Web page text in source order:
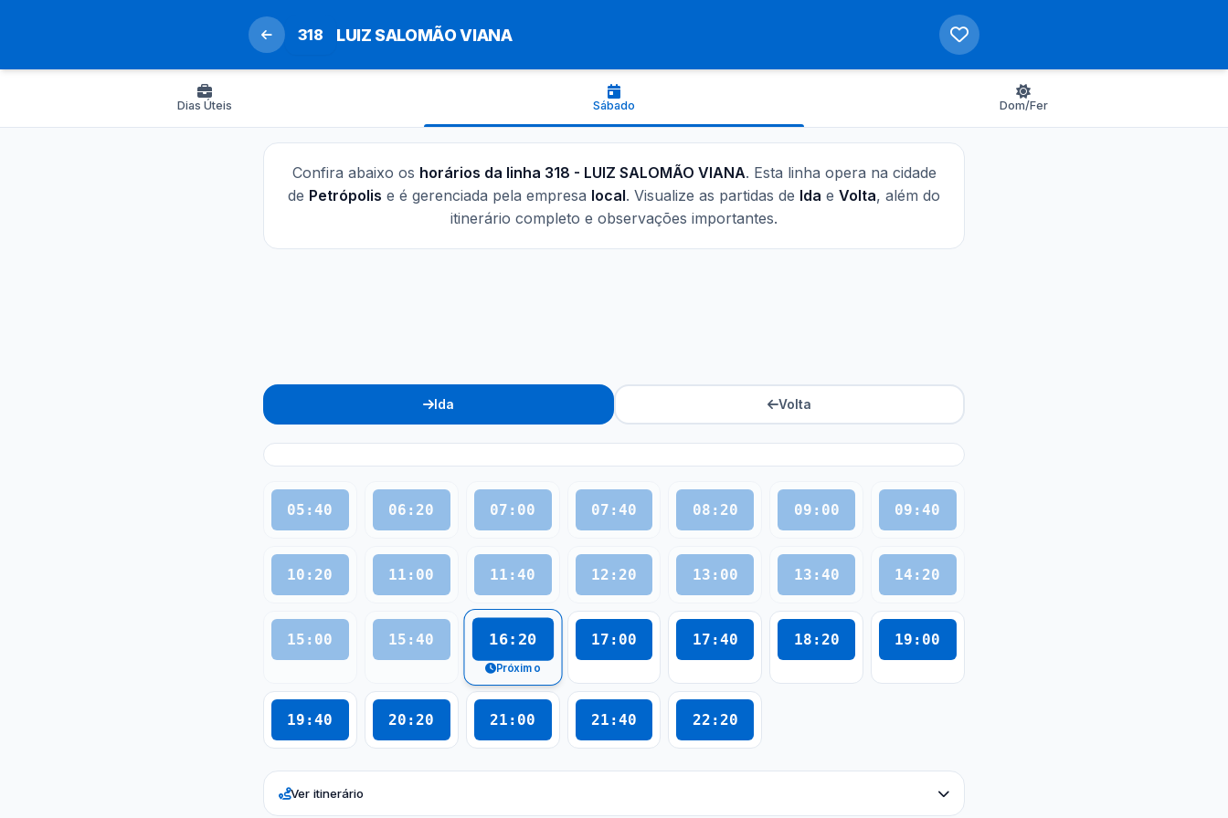
318 LUIZ SALOMÃO VIANA
Dias Úteis Sábado Dom/Fer
Confira abaixo os horários da linha 318 - LUIZ SALOMÃO VIANA. Esta linha opera na cidade
de Petrópolis e é gerenciada pela empresa local. Visualize as partidas de Ida e Volta, além do
itinerário completo e observações importantes.
Ida Volta
05:40 06:20 07:00 07:40 08:20 09:00 09:40
10:20 11:00 11:40 12:20 13:00 13:40 14:20
15:00 15:40 16:20
Próximo
17:00 17:40 18:20 19:00
19:40 20:20 21:00 21:40 22:20
Ver itinerário